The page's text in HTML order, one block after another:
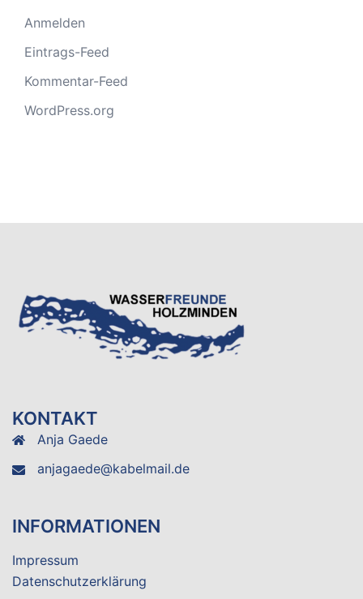
Anmelden
Eintrags-Feed
Kommentar-Feed
WordPress.org
KONTAKT
Anja Gaede
anjagaede@kabelmail.de
INFORMATIONEN
Impressum
Datenschutzerklärung